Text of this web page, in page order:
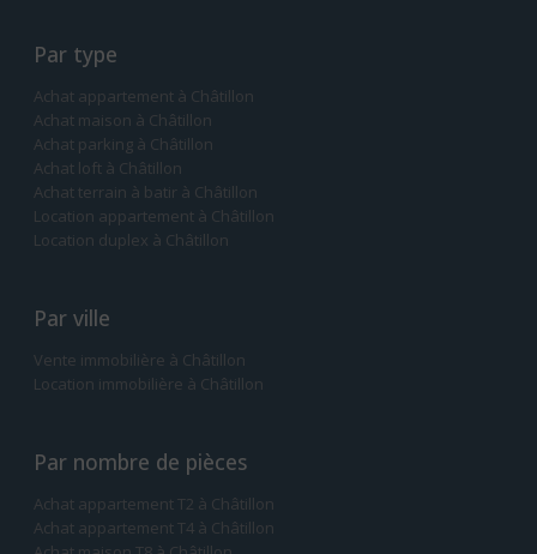
Par type
Achat appartement à Châtillon
Achat maison à Châtillon
Achat parking à Châtillon
Achat loft à Châtillon
Achat terrain à batir à Châtillon
Location appartement à Châtillon
Location duplex à Châtillon
Par ville
Vente immobilière à Châtillon
Location immobilière à Châtillon
Par nombre de pièces
Achat appartement T2 à Châtillon
Achat appartement T4 à Châtillon